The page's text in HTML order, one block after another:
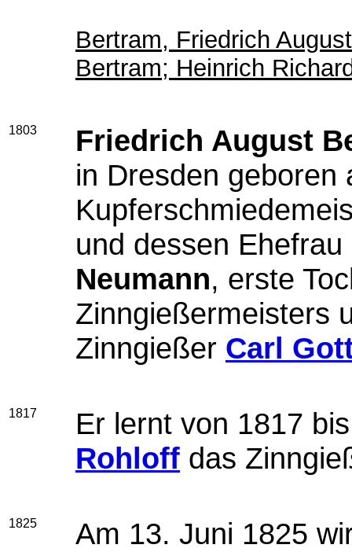
Bertram, Friedrich
Bertram; Heinrich
1803
Friedrich August
in Dresden geboren
und dessen Ehefrau
Neumann, erste
Zinngießermeisters
Zinngießer Carl
1817
Er lernt von 1817
Rohloff das
1825 Am 13. Juni 1825